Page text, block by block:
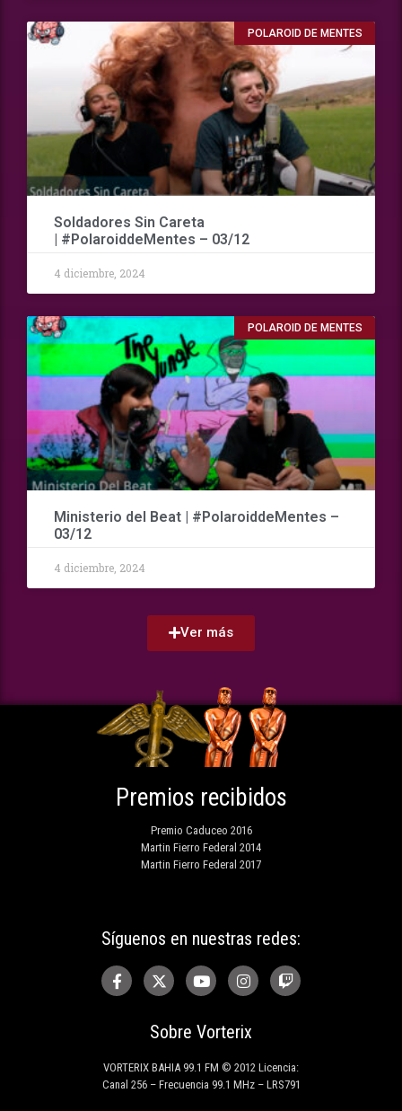
POLAROID DE MENTES
Soldadores Sin Careta
| #PolaroiddeMentes – 03/12
4 diciembre, 2024
POLAROID DE MENTES
Ministerio del Beat | #PolaroiddeMentes –
03/12
4 diciembre, 2024
Ver más
Sobre Vorterix
VORTERIX BAHIA 99.1 FM © 2012 Licencia:
Canal 256 – Frecuencia 99.1 MHz – LRS791
Síguenos en nuestras redes:
Premios recibidos
Premio Caduceo 2016
Martin Fierro Federal 2014
Martin Fierro Federal 2017